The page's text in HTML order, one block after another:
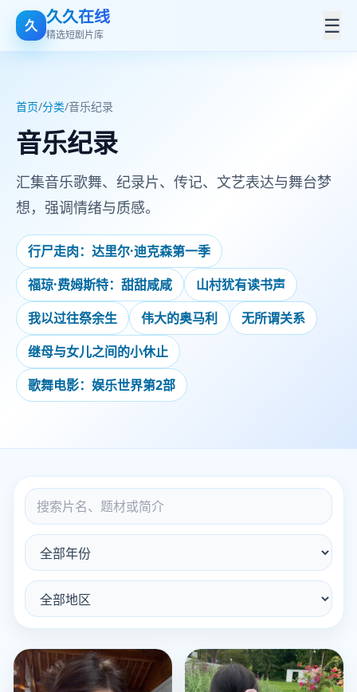
久 久久在线
精选短剧片库 ☰
首页/分类/音乐纪录
音乐纪录
汇集音乐歌舞、纪录片、传记、文艺表达与舞台梦
想，强调情绪与质感。
行尸走肉：达里尔·迪克森第一季
福琼·费姆斯特：甜甜咸咸
山村犹有读书声
我以过往祭余生
伟大的奥马利
无所谓关系
继母与女儿之间的小休止
歌舞电影：娱乐世界第2部